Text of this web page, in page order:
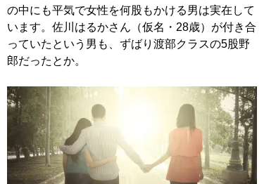
の中にも平気で女性を何股もかける男は実在して
います。佐川はるかさん（仮名・28歳）が付き合
っていたという男も、ずばり渡部クラスの5股野
郎だったとか。